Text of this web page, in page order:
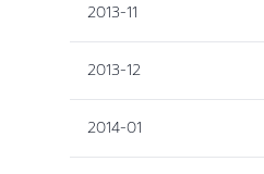
2013-11
2013-12
2014-01